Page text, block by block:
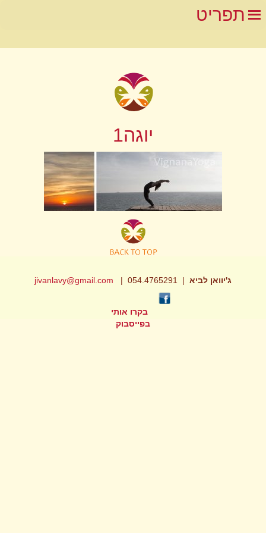
תפריט
יוגה1
ג'יוואן לביא | 054.4765291 |
jivanlavy@gmail.com
בקרו אותי
בפייסבוק